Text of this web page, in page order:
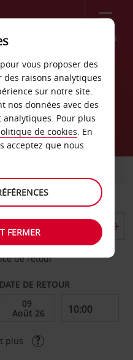
Menu
de retour
DATE DE RETOUR
plus
vous proposer des
raisons analytiques
sur notre site.
nos données avec des
Pour plus
de cookies. En
acceptez que nous
FERMER